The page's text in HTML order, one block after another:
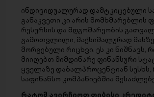
ინდივიდუალურად დამტკიცებული
განაკვეთი კი არის მომხმარებლის
რესურსის და მდგომარეობის
გამოთვლილი, მაქსიმალურად მასზე
მორგებული რიცხვი. ეს კი ნიშნავს,
მიიღებთ მიმდინარე ფინანსური
ყველაზე დაბალპროცენტიან სესხს,
საფინანსო კომპანიებშია
რატომ ავირჩიოთ თიბისი